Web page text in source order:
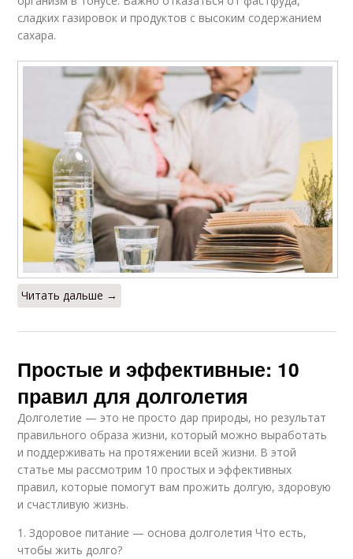
сладких газировок и продуктов с высоким содержанием
сахара.
Читать дальше →
Простые и эффективные: 10
правил для долголетия
Долголетие — это не просто дар природы, но результат
правильного образа жизни, который можно выработать
и поддерживать на протяжении всей жизни. В этой
статье мы рассмотрим 10 простых и эффективных
правил, которые помогут вам прожить долгую, здоровую
и счастливую жизнь.
1. Здоровое питание — основа долголетия Что есть,
чтобы жить долго?